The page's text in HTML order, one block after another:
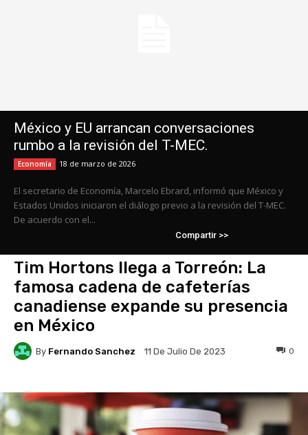
México y EU arrancan conversaciones
rumbo a la revisión del T-MEC.
Economía 18 de marzo de 2026
El secretario de Economía, Marcelo Ebrard, informó que México y
Estados Unidos iniciaron el diálogo previo a la revisión del T-MEC.
De acuerdo con el...
Compartir >>